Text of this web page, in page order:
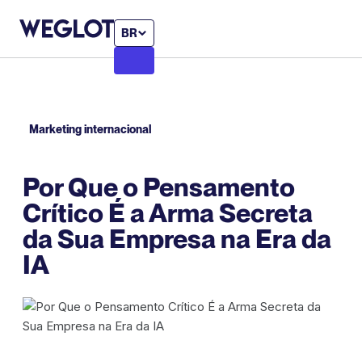
BR
Marketing internacional
Por Que o Pensamento
Crítico É a Arma Secreta
da Sua Empresa na Era da
IA